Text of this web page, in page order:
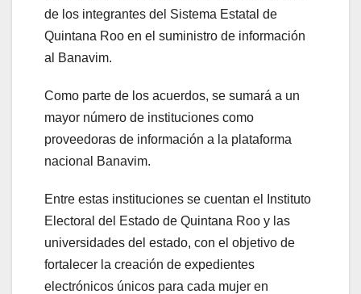
de los integrantes del Sistema Estatal de
Quintana Roo en el suministro de información
al Banavim.
Como parte de los acuerdos, se sumará a un
mayor número de instituciones como
proveedoras de información a la plataforma
nacional Banavim.
Entre estas instituciones se cuentan el Instituto
Electoral del Estado de Quintana Roo y las
universidades del estado, con el objetivo de
fortalecer la creación de expedientes
electrónicos únicos para cada mujer en